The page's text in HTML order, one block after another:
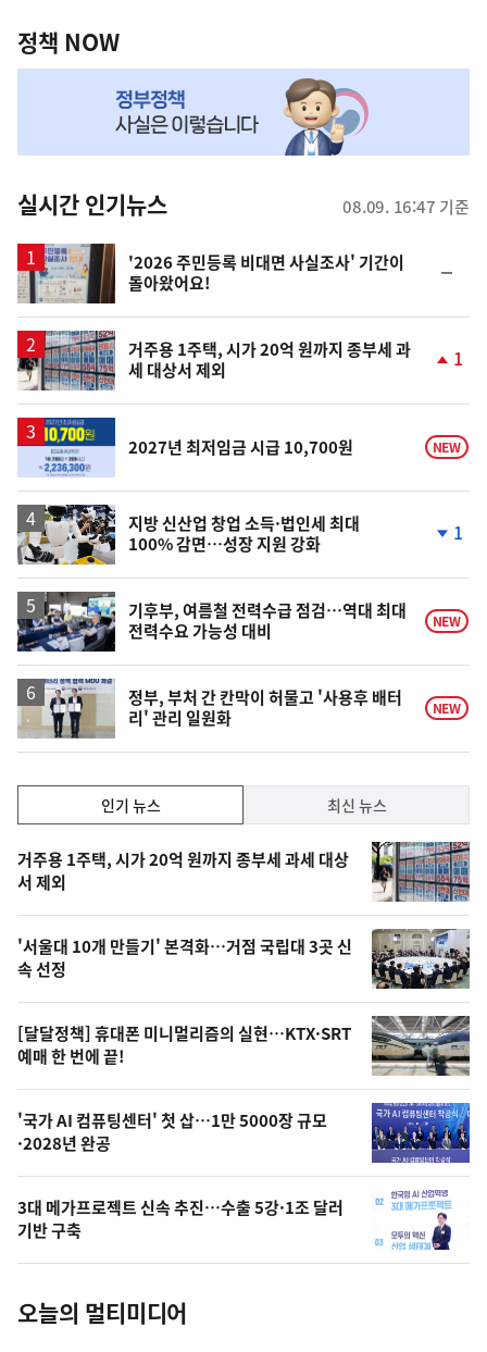
책
NOW,
뉴
스
정책 NOW
실시간 인기뉴스 08.09. 16:47 기준
'2026 주민등록 비대면 사실조사' 기간이
돌아왔어요!
일
거주용 1주택, 시가 20억 원까지 종부세 과
세 대상서 제외
상
승
1
2027년 최저임금 시급 10,700원 NEW
지방 신산업 창업 소득·법인세 최대
100% 감면…성장 지원 강화
하
락
1
기후부, 여름철 전력수급 점검…역대 최대
전력수요 가능성 대비
NEW
정부, 부처 간 칸막이 허물고 '사용후 배터
리' 관리 일원화
NEW
기,
최
신,
오
늘
의
영
상
오
의
사
진
인기 뉴스 최신 뉴스
기
뉴
스
거주용 1주택, 시가 20억 원까지 종부세 과세 대상
서 제외
'서울대 10개 만들기' 본격화…거점 국립대 3곳 신
속 선정
[달달정책] 휴대폰 미니멀리즘의 실현…KTX·SRT
예매 한 번에 끝!
'국가 AI 컴퓨팅센터' 첫 삽…1만 5000장 규모
·2028년 완공
3대 메가프로젝트 신속 추진…수출 5강·1조 달러
기반 구축
오늘의 멀티미디어